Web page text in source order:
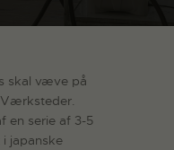
skal væve på
en serie af 3-5
japanske